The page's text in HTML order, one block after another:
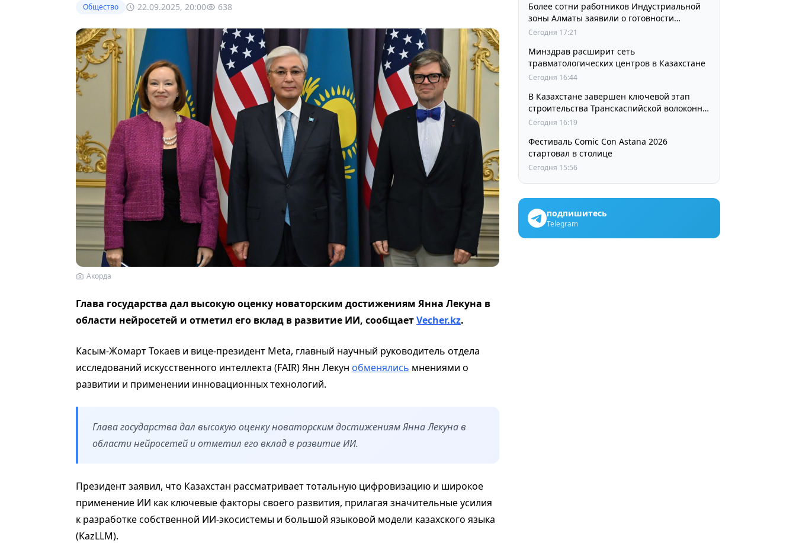
Общество 22.09.2025, 20:00 638
Акорда
Глава государства дал высокую оценку новаторским достижениям Янна Лекуна в
области нейросетей и отметил его вклад в развитие ИИ, сообщаетVecher.kz.
Касым-Жомарт Токаев и вице-президент Meta, главный научный руководитель отдела
исследований искусственного интеллекта (FAIR) Янн Лекун обменялись мнениями о
развитии и применении инновационных технологий.
Глава государства дал высокую оценку новаторским достижениям Янна Лекуна в
области нейросетей и отметил его вклад в развитие ИИ.
Президент заявил, что Казахстан рассматривает тотальную цифровизацию и широкое
применение ИИ как ключевые факторы своего развития, прилагая значительные усилия
к разработке собственной ИИ-экосистемы и большой языковой модели казахского языка
(KazLLM).
Более сотни работников Индустриальной
зоны Алматы заявили о готовности
принять участие в выборах членов
Сегодня 17:21
Минздрав расширит сеть
травматологических центров в Казахстане
Сегодня 16:44
В Казахстане завершен ключевой этап
строительства Транскаспийской волоконно-
оптической линии связи
Сегодня 16:19
Фестиваль Comic Con Astana 2026
стартовал в столице
Сегодня 15:56
подпишитесь
Telegram